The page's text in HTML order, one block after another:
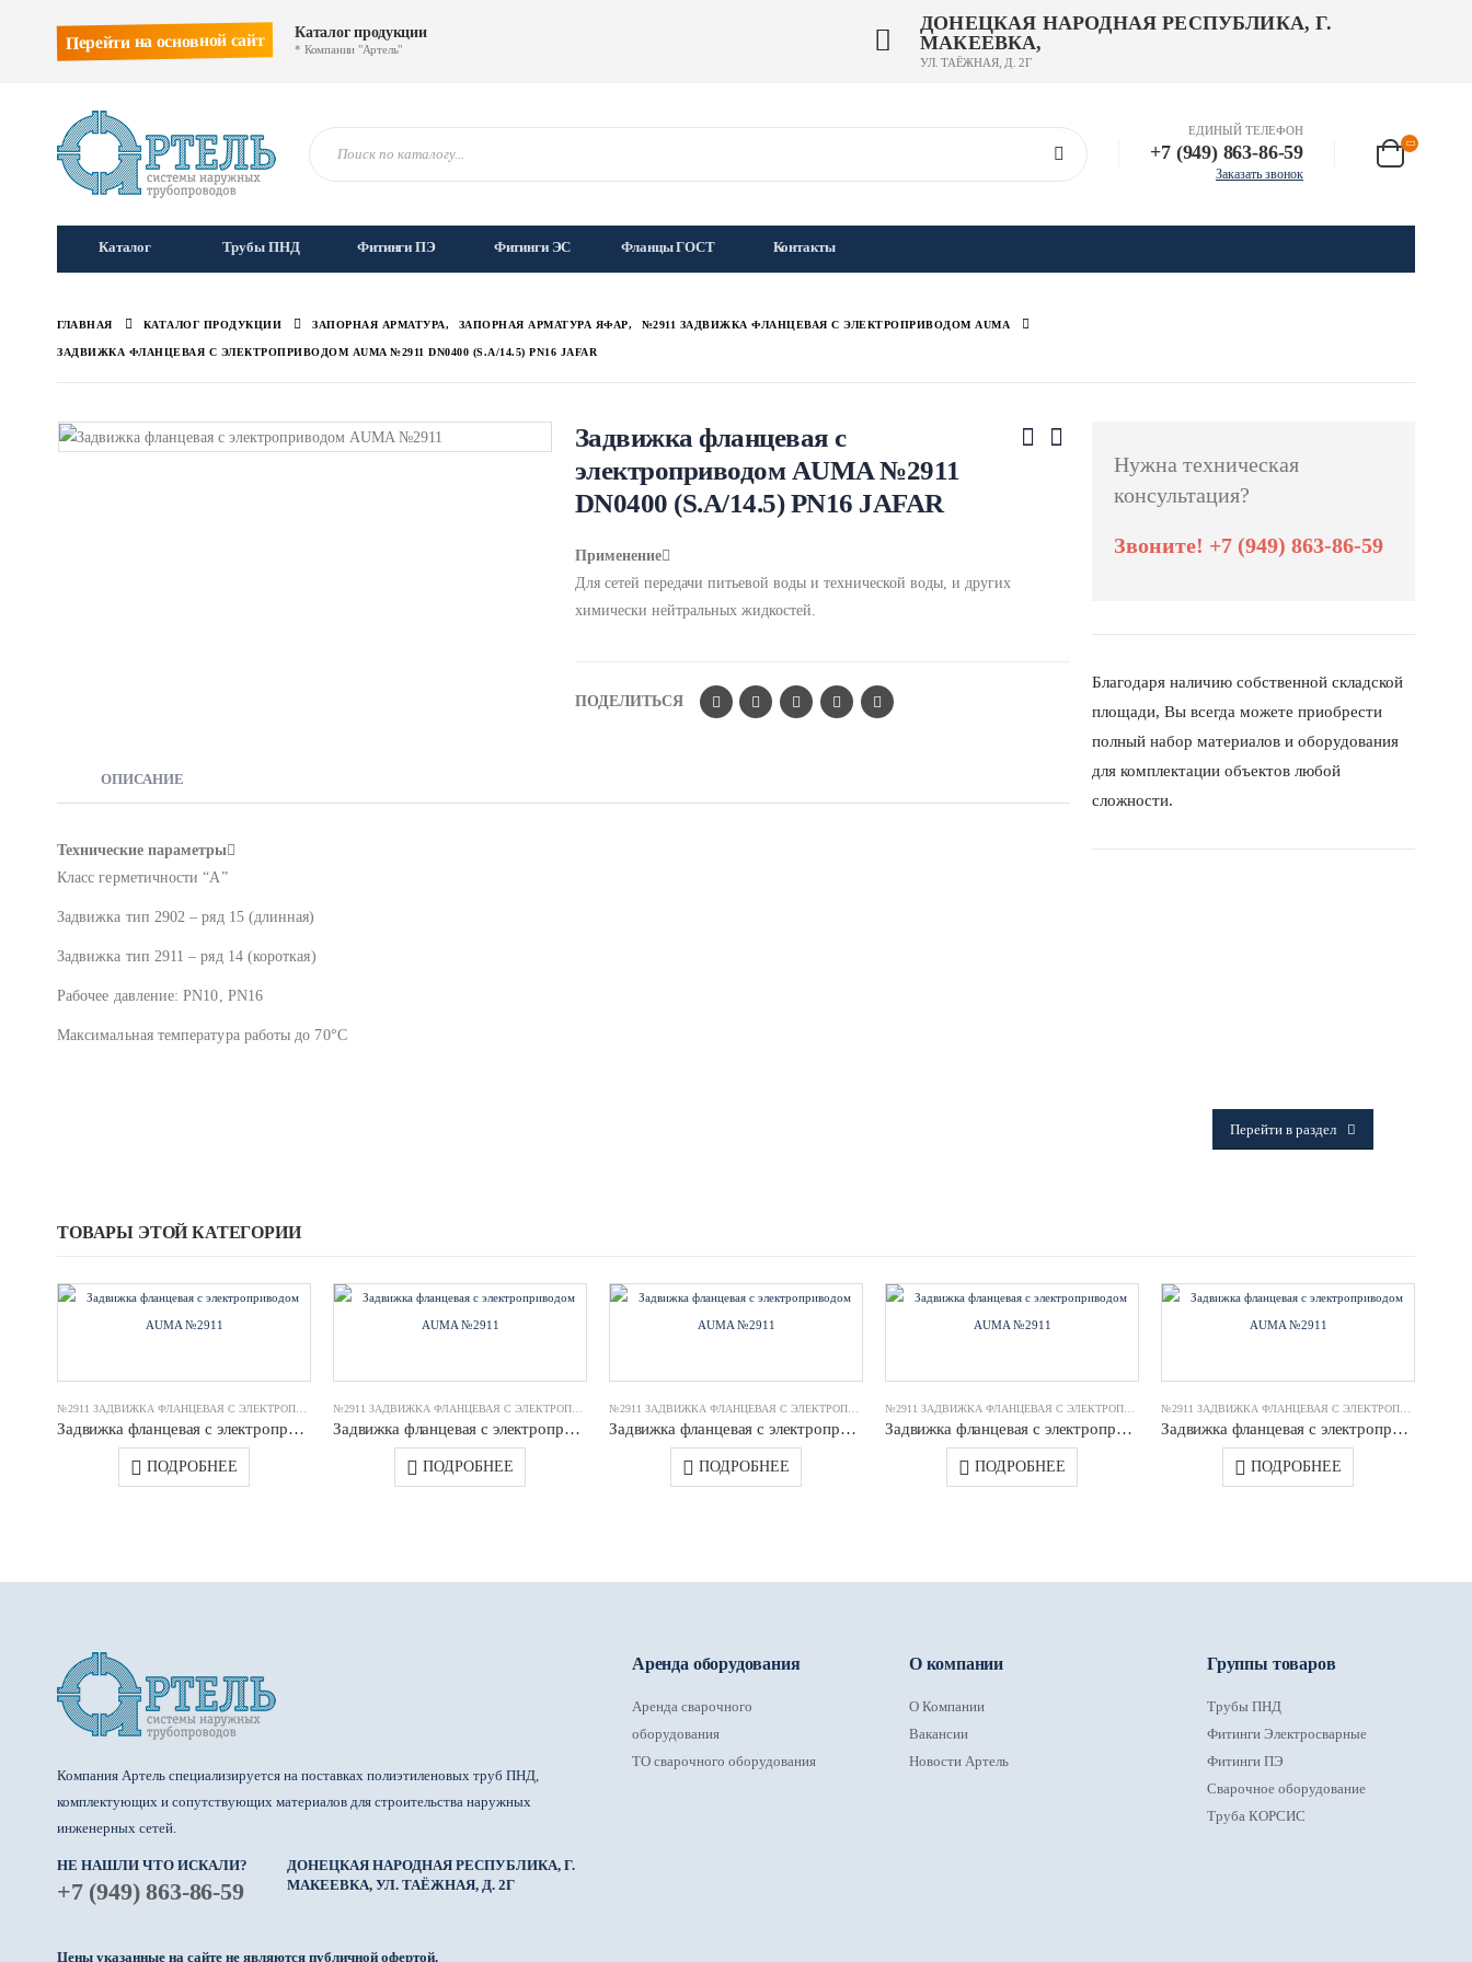
ДОНЕЦКАЯ НАРОДНАЯ РЕСПУБЛИКА, Г.
МАКЕЕВКА,
УЛ. ТАЁЖНАЯ, Д. 2Г
Перейти на основной сайт Каталог продукции
* Компании "Артель"
ЕДИНЫЙ ТЕЛЕФОН
+7 (949) 863-86-59
Заказать звонок
Каталог Трубы ПНД Фитинги ПЭ Фитинги ЭС Фланцы ГОСТ Контакты
ГЛАВНАЯ КАТАЛОГ ПРОДУКЦИИ ЗАПОРНАЯ АРМАТУРА, ЗАПОРНАЯ АРМАТУРА ЯФАР, №2911 ЗАДВИЖКА ФЛАНЦЕВАЯ С ЭЛЕКТРОПРИВОДОМ AUMA
ЗАДВИЖКА ФЛАНЦЕВАЯ С ЭЛЕКТРОПРИВОДОМ AUMA №2911 DN0400 (S.A/14.5) PN16 JAFAR
Задвижка фланцевая с
электроприводом AUMA №2911
DN0400 (S.A/14.5) PN16 JAFAR
Применение
Для сетей передачи питьевой воды и технической воды, и других
химически нейтральных жидкостей.
ПОДЕЛИТЬСЯ
ОПИСАНИЕ
Технические параметры
Класс герметичности “А”
Задвижка тип 2902 – ряд 15 (длинная)
Задвижка тип 2911 – ряд 14 (короткая)
Рабочее давление: PN10, PN16
Максимальная температура работы до 70°C
Нужна техническая
консультация?
Звоните! +7 (949) 863-86-59
Благодаря наличию собственной складской
площади, Вы всегда можете приобрести
полный набор материалов и оборудования
для комплектации объектов любой
сложности.
Перейти в раздел
ТОВАРЫ ЭТОЙ КАТЕГОРИИ
Задвижка фланцевая с электроприводом AUMA №2911 DN0200 (S.A/10.1) PN16 JAFAR
ПОДРОБНЕЕ
Задвижка фланцевая с электроприводом AUMA №2911 DN0600 (S.A/14.5) PN16 JAFAR
ПОДРОБНЕЕ
Задвижка фланцевая с электроприводом AUMA №2911 DN0100 (S.A/07.5) PN16 JAFAR
ПОДРОБНЕЕ
Задвижка фланцевая с электроприводом AUMA №2911 DN0300 (S.A/14.1) PN16 JAFAR
ПОДРОБНЕЕ
Задвижка фланцевая с электроприводом AUMA №2911 DN0350 (S.A/14.1) PN16 JAFAR
ПОДРОБНЕЕ
Компания Артель специализируется на поставках полиэтиленовых труб ПНД,
комплектующих и сопутствующих материалов для строительства наружных
инженерных сетей.
НЕ НАШЛИ ЧТО ИСКАЛИ?
+7 (949) 863-86-59
ДОНЕЦКАЯ НАРОДНАЯ РЕСПУБЛИКА, Г.
МАКЕЕВКА, УЛ. ТАЁЖНАЯ, Д. 2Г
Цены указанные на сайте не являются публичной офертой.
Аренда оборудования
Аренда сварочного
оборудования
ТО сварочного оборудования
О компании
О Компании
Вакансии
Новости Артель
Группы товаров
Трубы ПНД
Фитинги Электросварные
Фитинги ПЭ
Сварочное оборудование
Труба КОРСИС